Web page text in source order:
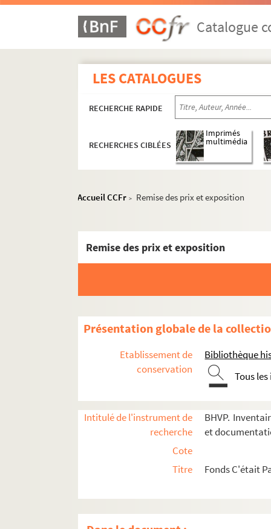
Catalogue
LES CATALOGUES
RECHERCHE RAPIDE
RECHERCHES CIBLÉES
Imprimés
multimédia
Accueil CCFr > Remise des prix et exposition
Remise des prix et exposition
Présentation globale de la
Etablissement de
conservation
Bibliothèque
Tous
Intitulé de l'instrument de
recherche
BHVP.
et
Cote
Titre
Fonds C'était